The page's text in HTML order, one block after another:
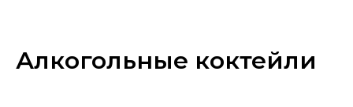
Алкогольные коктейли